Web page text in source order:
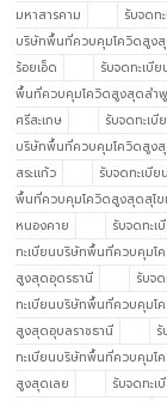
มหาสารคาม
รับจดท
บริษัทพื้นที่ควบคุมโควิดสูงสุ
ร้อยเอ็ด
รับจดทะเบี
พื้นที่ควบคุมโควิดสูงสุดลำ
ศรีสะเกษ
รับจดทะเ
บริษัทพื้นที่ควบคุมโควิดสูง
สระแก้ว
รับจดทะเบี
พื้นที่ควบคุมโควิดสูงสุดสุโ
หนองคาย
รับจดทะ
ทะเบียนบริษัทพื้นที่ควบคุมโ
สูงสุดอุดรธานี
รับจ
ทะเบียนบริษัทพื้นที่ควบคุมโ
สูงสุดอุบลราชธานี
ทะเบียนบริษัทพื้นที่ควบคุมโ
สูงสุดเลย
รับจดทะ